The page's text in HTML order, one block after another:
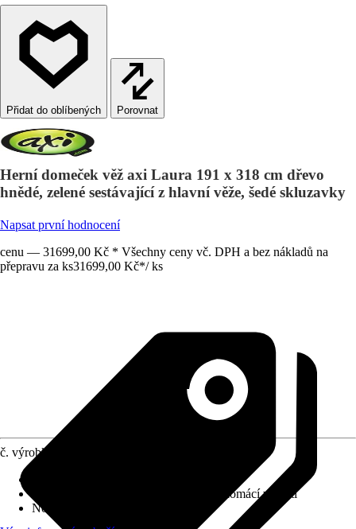
Porovnat
Herní domeček věž axi Laura 191 x 318 cm dřevo
hnědé, zelené sestávající z hlavní věže, šedé skluzavky
Napsat první hodnocení
cenu — 31699,00 Kč * Všechny ceny vč. DPH a bez nákladů na
přepravu za ks31699,00 Kč*/ ks
č. výrobku
Dětský zahradní program pro domácí využití
Normy/Certifikáty